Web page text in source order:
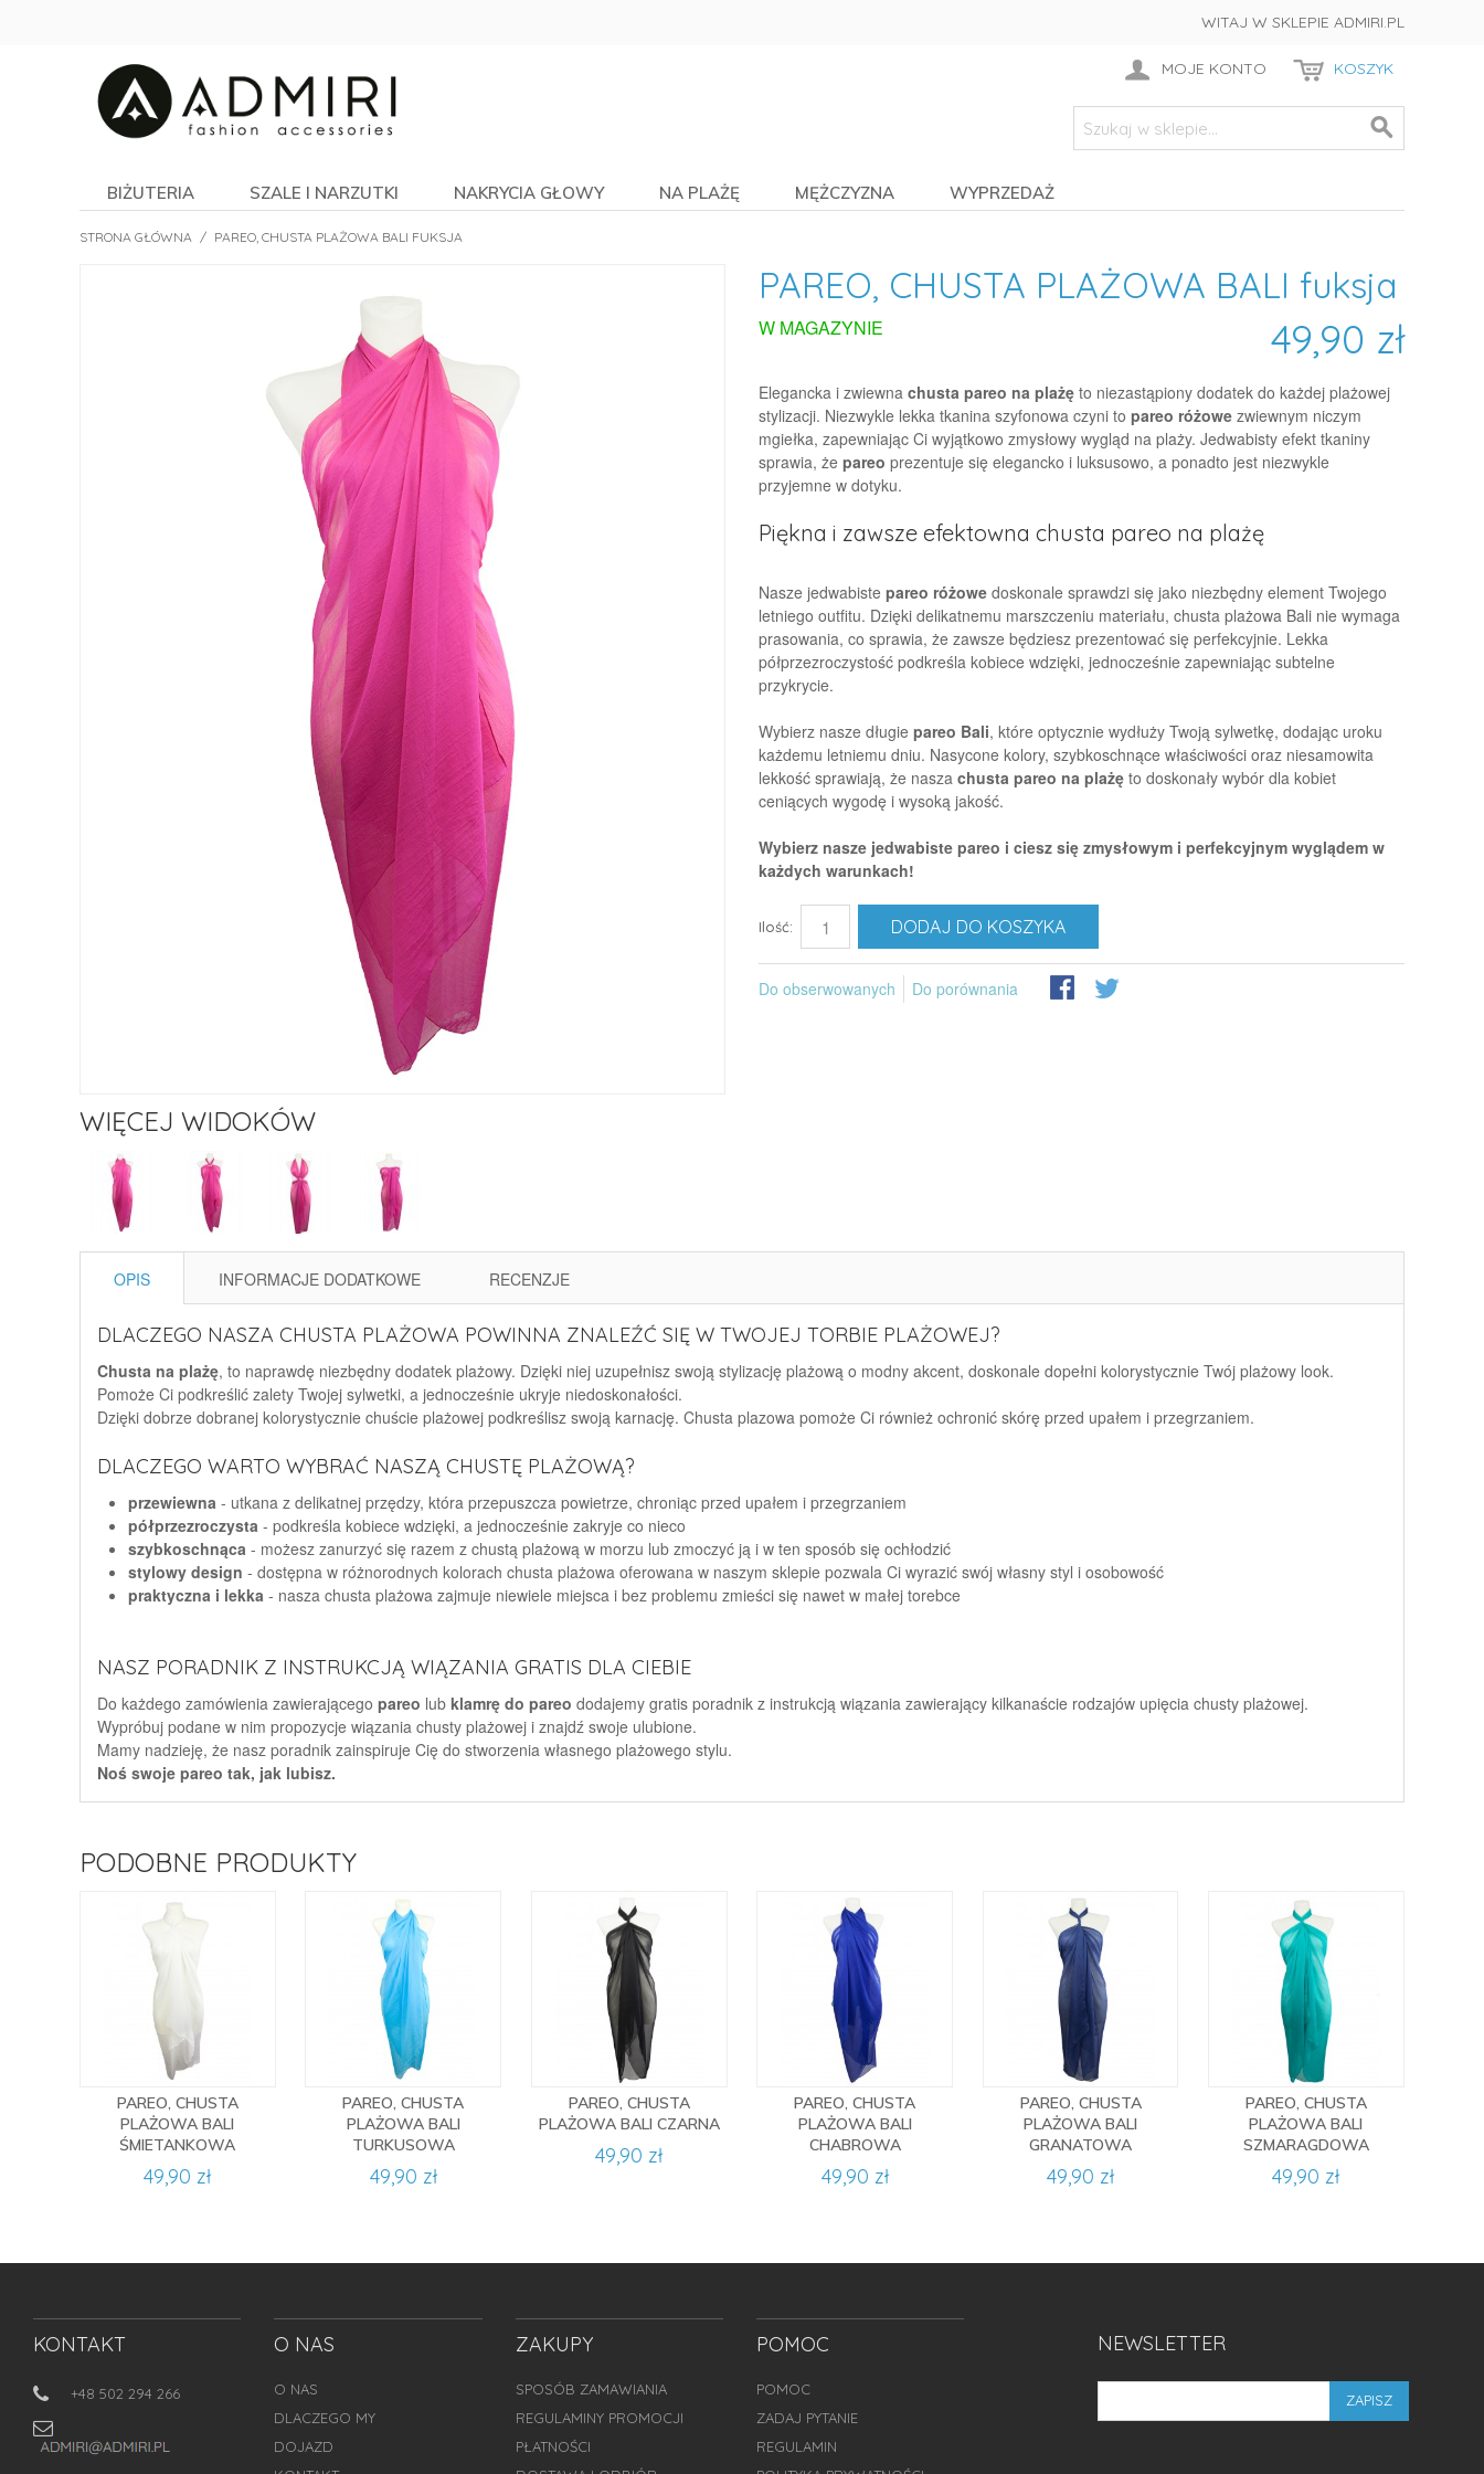
WITAJ W SKLEPIE ADMIRI.PL
MOJE KONTO KOSZYK
BIŻUTERIA SZALE I NARZUTKI NAKRYCIA GŁOWY NA PLAŻĘ MĘŻCZYZNA WYPRZEDAŻ
STRONA GŁÓWNA / PAREO, CHUSTA PLAŻOWA BALI FUKSJA
WIĘCEJ WIDOKÓW
PAREO, CHUSTA PLAŻOWA BALI fuksja
49,90 zł
W MAGAZYNIE
Elegancka i zwiewna chusta pareo na plażę to niezastąpiony dodatek do każdej plażowej
stylizacji. Niezwykle lekka tkanina szyfonowa czyni to pareo różowe zwiewnym niczym
mgiełka, zapewniając Ci wyjątkowo zmysłowy wygląd na plaży. Jedwabisty efekt tkaniny
sprawia, że pareo prezentuje się elegancko i luksusowo, a ponadto jest niezwykle
przyjemne w dotyku.
Piękna i zawsze efektowna chusta pareo na plażę
Nasze jedwabiste pareo różowe doskonale sprawdzi się jako niezbędny element Twojego
letniego outfitu. Dzięki delikatnemu marszczeniu materiału, chusta plażowa Bali nie wymaga
prasowania, co sprawia, że zawsze będziesz prezentować się perfekcyjnie. Lekka
półprzezroczystość podkreśla kobiece wdzięki, jednocześnie zapewniając subtelne
przykrycie.
Wybierz nasze długie pareo Bali, które optycznie wydłuży Twoją sylwetkę, dodając uroku
każdemu letniemu dniu. Nasycone kolory, szybkoschnące właściwości oraz niesamowita
lekkość sprawiają, że nasza chusta pareo na plażę to doskonały wybór dla kobiet
ceniących wygodę i wysoką jakość.
Wybierz nasze jedwabiste pareo i ciesz się zmysłowym i perfekcyjnym wyglądem w
każdych warunkach!
Ilość: DODAJ DO KOSZYKA
Do obserwowanych Do porównania
OPIS INFORMACJE DODATKOWE RECENZJE
DLACZEGO NASZA CHUSTA PLAŻOWA POWINNA ZNALEŹĆ SIĘ W TWOJEJ TORBIE PLAŻOWEJ?
Chusta na plażę, to naprawdę niezbędny dodatek plażowy. Dzięki niej uzupełnisz swoją stylizację plażową o modny akcent, doskonale dopełni kolorystycznie Twój plażowy look.
Pomoże Ci podkreślić zalety Twojej sylwetki, a jednocześnie ukryje niedoskonałości.
Dzięki dobrze dobranej kolorystycznie chuście plażowej podkreślisz swoją karnację. Chusta plazowa pomoże Ci również ochronić skórę przed upałem i przegrzaniem.
DLACZEGO WARTO WYBRAĆ NASZĄ CHUSTĘ PLAŻOWĄ?
przewiewna - utkana z delikatnej przędzy, która przepuszcza powietrze, chroniąc przed upałem i przegrzaniem
półprzezroczysta - podkreśla kobiece wdzięki, a jednocześnie zakryje co nieco
szybkoschnąca - możesz zanurzyć się razem z chustą plażową w morzu lub zmoczyć ją i w ten sposób się ochłodzić
stylowy design - dostępna w różnorodnych kolorach chusta plażowa oferowana w naszym sklepie pozwala Ci wyrazić swój własny styl i osobowość
praktyczna i lekka - nasza chusta plażowa zajmuje niewiele miejsca i bez problemu zmieści się nawet w małej torebce
NASZ PORADNIK Z INSTRUKCJĄ WIĄZANIA GRATIS DLA CIEBIE
Do każdego zamówienia zawierającego pareo lub klamrę do pareo dodajemy gratis poradnik z instrukcją wiązania zawierający kilkanaście rodzajów upięcia chusty plażowej.
Wypróbuj podane w nim propozycje wiązania chusty plażowej i znajdź swoje ulubione.
Mamy nadzieję, że nasz poradnik zainspiruje Cię do stworzenia własnego plażowego stylu.
Noś swoje pareo tak, jak lubisz.
PODOBNE PRODUKTY
PAREO, CHUSTA
PLAŻOWA BALI
ŚMIETANKOWA
49,90 zł
PAREO, CHUSTA
PLAŻOWA BALI
TURKUSOWA
49,90 zł
PAREO, CHUSTA
PLAŻOWA BALI CZARNA
49,90 zł
PAREO, CHUSTA
PLAŻOWA BALI
CHABROWA
49,90 zł
PAREO, CHUSTA
PLAŻOWA BALI
GRANATOWA
49,90 zł
PAREO, CHUSTA
PLAŻOWA BALI
SZMARAGDOWA
49,90 zł
NEWSLETTER
ZAPISZ
KONTAKT
+48 502 294 266
O NAS
O NAS
DLACZEGO MY
DOJAZD
ZAKUPY
SPOSÓB ZAMAWIANIA
REGULAMINY PROMOCJI
PŁATNOŚCI
POMOC
POMOC
ZADAJ PYTANIE
REGULAMIN